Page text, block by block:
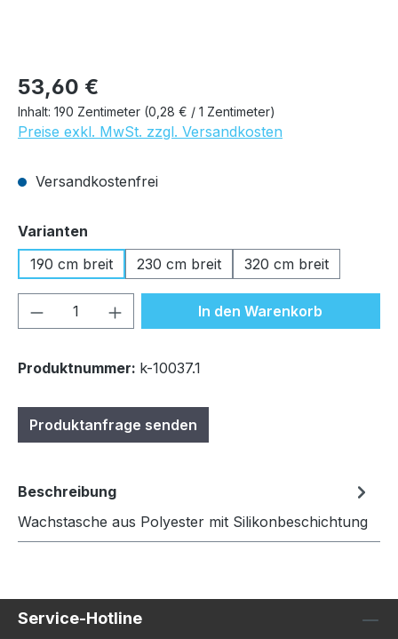
Regulärer Preis:
53,60 €
Inhalt: 190 Zentimeter (0,28 € / 1 Zentimeter)
Preise exkl. MwSt. zzgl. Versandkosten
Versandkostenfrei
Varianten
190 cm breit
230 cm breit 320 cm breit
Produkt Anzahl: Gib denIn den Warenkorb
Produktnummer: k-10037.1
Produktanfrage senden
Beschreibung
Wachstasche aus Polyester mit Silikonbeschichtung
Service-Hotline